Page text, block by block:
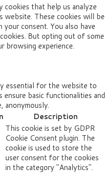
that help us analyze
website. These cookies will be
consent. You also have
But opting out of some
browsing experience.
essential for the website to
basic functionalities and
anonymously.
Description
This cookie is set by GDPR
Cookie Consent plugin. The
cookie is used to store the
user consent for the cookies
in the category "Analytics".